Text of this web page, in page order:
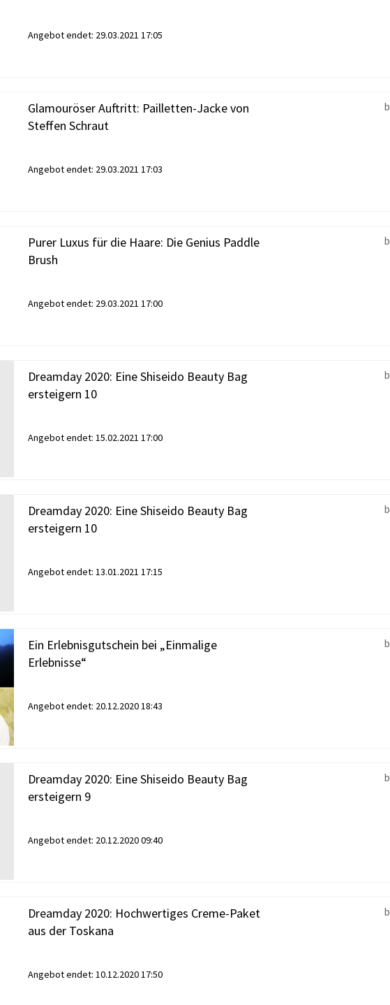
Angebot endet: 29.03.2021 17:05
Glamouröser Auftritt: Pailletten-Jacke von
Steffen Schraut
Angebot endet: 29.03.2021 17:03
Purer Luxus für die Haare: Die Genius Paddle
Brush
Angebot endet: 29.03.2021 17:00
Dreamday 2020: Eine Shiseido Beauty Bag
ersteigern 10
Angebot endet: 15.02.2021 17:00
Dreamday 2020: Eine Shiseido Beauty Bag
ersteigern 10
Angebot endet: 13.01.2021 17:15
Ein Erlebnisgutschein bei „Einmalige
Erlebnisse“
Angebot endet: 20.12.2020 18:43
Dreamday 2020: Eine Shiseido Beauty Bag
ersteigern 9
Angebot endet: 20.12.2020 09:40
Dreamday 2020: Hochwertiges Creme-Paket
aus der Toskana
Angebot endet: 10.12.2020 17:50